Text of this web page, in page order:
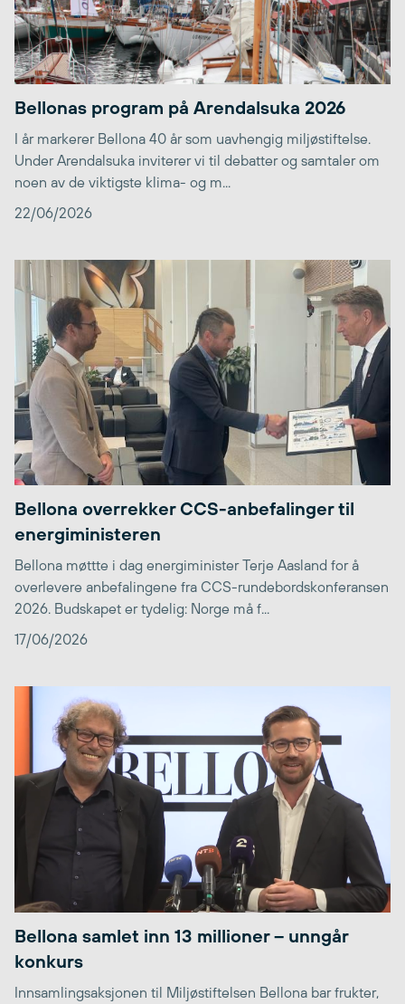
Bellonas program på Arendalsuka 2026
I år markerer Bellona 40 år som uavhengig miljøstiftelse.
Under Arendalsuka inviterer vi til debatter og samtaler om
noen av de viktigste klima- og m...
22/06/2026
Bellona overrekker CCS-anbefalinger til
energiministeren
Bellona møttte i dag energiminister Terje Aasland for å
overlevere anbefalingene fra CCS-rundebordskonferansen
2026. Budskapet er tydelig: Norge må f...
17/06/2026
Bellona samlet inn 13 millioner – unngår
konkurs
Innsamlingsaksjonen til Miljøstiftelsen Bellona bar frukter,